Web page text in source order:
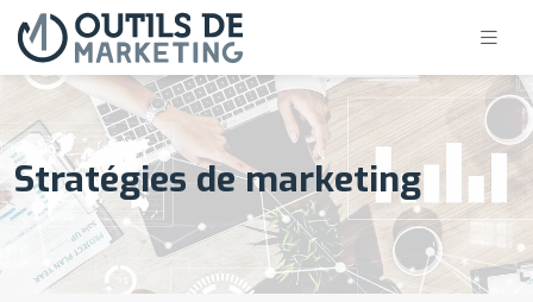
Stratégies de marketing